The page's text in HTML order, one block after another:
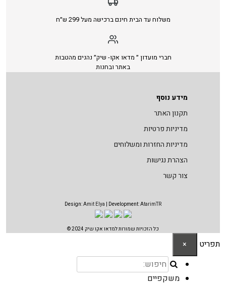
משלוח עד הבית חינם ברכישה מעל 299 ש״ח
חברי מועדון ״ מדאו אקו- שיק״ נהנים מהטבות
באתר ובחנות
מידע נוסף
תקנון האתר
מדיניות פרטיות
מדיניות החזרות ומשלוחים
הצהרת נגישות
צור קשר
Design:Amit Elya | Development:AtarimTR
כל הזכויות שמורות למדאו אקו שיק 2024 ©
תפריט ×
משקפיים